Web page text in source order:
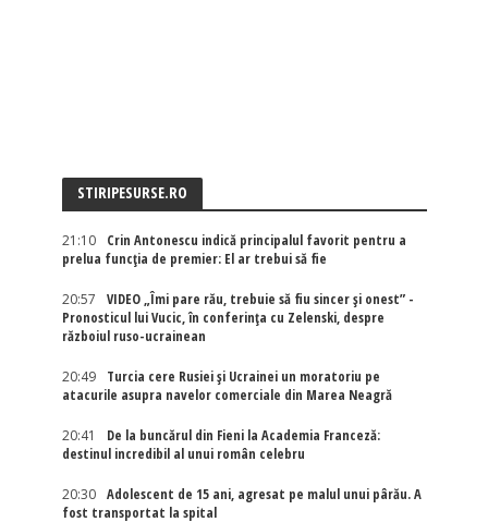
STIRIPESURSE.RO
21:10
Crin Antonescu indică principalul favorit pentru a
prelua funcția de premier: El ar trebui să fie
20:57
VIDEO „Îmi pare rău, trebuie să fiu sincer și onest” -
Pronosticul lui Vucic, în conferința cu Zelenski, despre
războiul ruso-ucrainean
20:49
Turcia cere Rusiei și Ucrainei un moratoriu pe
atacurile asupra navelor comerciale din Marea Neagră
20:41
De la buncărul din Fieni la Academia Franceză:
destinul incredibil al unui român celebru
20:30
Adolescent de 15 ani, agresat pe malul unui pârău. A
fost transportat la spital